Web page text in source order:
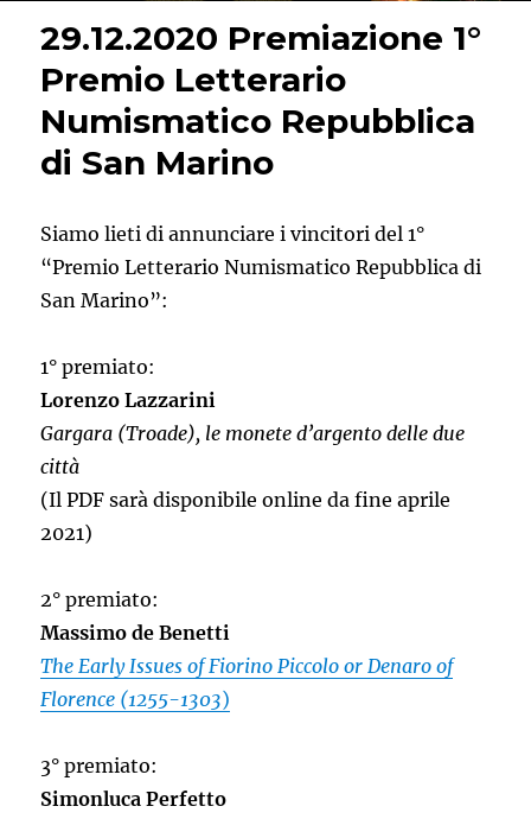
29.12.2020 Premiazione 1°
Premio Letterario
Numismatico Repubblica
di San Marino
Siamo lieti di annunciare i vincitori del 1°
“Premio Letterario Numismatico Repubblica di
San Marino”:
1° premiato:
Lorenzo Lazzarini
Gargara (Troade), le monete d’argento delle due
città
(Il PDF sarà disponibile online da fine aprile
2021)
2° premiato:
Massimo de Benetti
The Early Issues of Fiorino Piccolo or Denaro of
Florence (1255-1303)
3° premiato:
Simonluca Perfetto